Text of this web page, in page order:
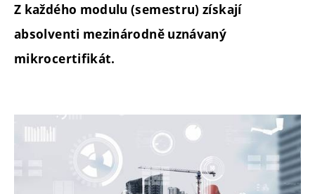
Z každého modulu (semestru) získají
absolventi mezinárodně uznávaný
mikrocertifikát.